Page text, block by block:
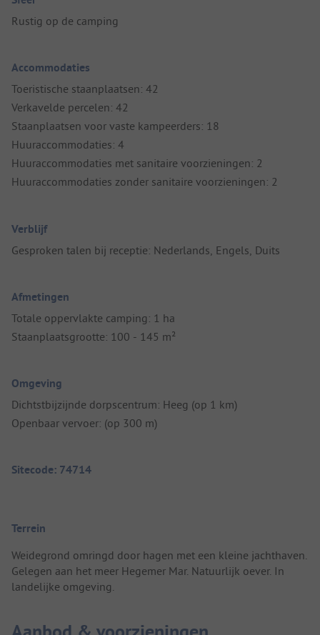
Rustig op de camping
Accommodaties
Toeristische staanplaatsen: 42
Verkavelde percelen: 42
Staanplaatsen voor vaste kampeerders: 18
Huuraccommodaties: 4
Huuraccommodaties met sanitaire voorzieningen: 2
Huuraccommodaties zonder sanitaire voorzieningen: 2
Verblijf
Gesproken talen bij receptie: Nederlands, Engels, Duits
Afmetingen
Totale oppervlakte camping: 1 ha
Staanplaatsgrootte: 100 - 145 m²
Omgeving
Dichtstbijzijnde dorpscentrum: Heeg (op 1 km)
Openbaar vervoer: (op 300 m)
Sitecode: 74714
Terrein
Weidegrond omringd door hagen met een kleine jachthaven.
Gelegen aan het meer Hegemer Mar. Natuurlijk oever. In
landelijke omgeving.